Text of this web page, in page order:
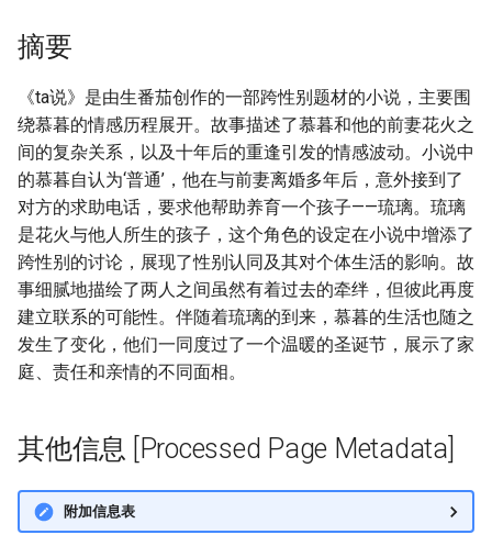
摘要
《ta说》是由生番茄创作的一部跨性别题材的小说，主要围
绕慕暮的情感历程展开。故事描述了慕暮和他的前妻花火之
间的复杂关系，以及十年后的重逢引发的情感波动。小说中
的慕暮自认为‘普通’，他在与前妻离婚多年后，意外接到了
对方的求助电话，要求他帮助养育一个孩子——琉璃。琉璃
是花火与他人所生的孩子，这个角色的设定在小说中增添了
跨性别的讨论，展现了性别认同及其对个体生活的影响。故
事细腻地描绘了两人之间虽然有着过去的牵绊，但彼此再度
建立联系的可能性。伴随着琉璃的到来，慕暮的生活也随之
发生了变化，他们一同度过了一个温暖的圣诞节，展示了家
庭、责任和亲情的不同面相。
其他信息 [Processed Page Metadata]
附加信息表